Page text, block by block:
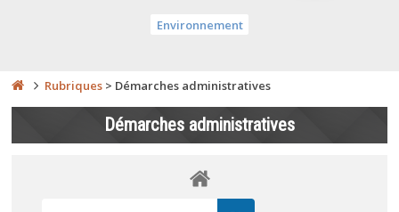
Environnement
Rubriques > Démarches administratives
Démarches administratives